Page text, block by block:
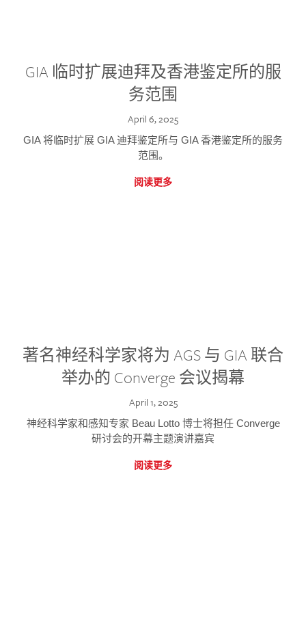
GIA 临时扩展迪拜及香港鉴定所的服
务范围
April 6, 2025
GIA 将临时扩展 GIA 迪拜鉴定所与 GIA 香港鉴定所的服务
范围。
阅读更多
著名神经科学家将为 AGS 与 GIA 联合
举办的 Converge 会议揭幕
April 1, 2025
神经科学家和感知专家 Beau Lotto 博士将担任 Converge
研讨会的开幕主题演讲嘉宾
阅读更多